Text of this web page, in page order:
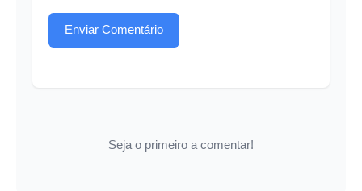
Enviar Comentário
Seja o primeiro a comentar!